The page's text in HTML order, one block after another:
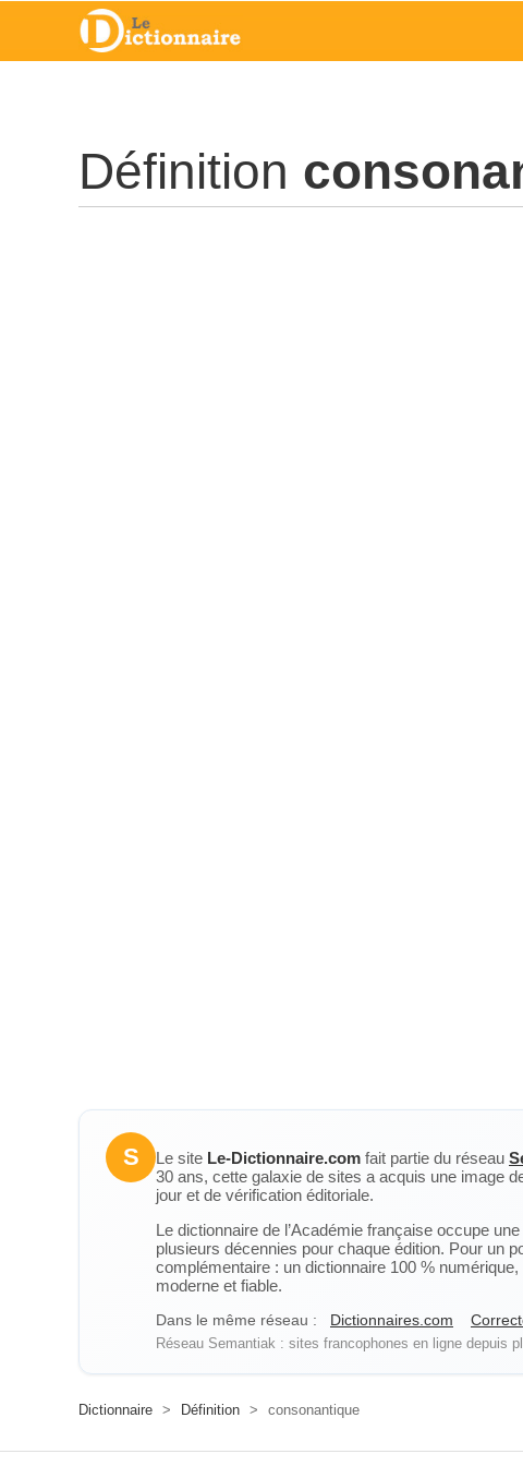
Définition
S Le site Le-Dictionnaire.com fait partie du réseau
30 ans, cette galaxie de sites a acquis une image
jour et de vérification éditoriale.
Le dictionnaire de l’Académie française occupe
plusieurs décennies pour chaque édition. Pour un
complémentaire : un dictionnaire 100 %
moderne et fiable.
Dans le même réseau : Dictionnaires.com
Réseau Semantiak : sites francophones en ligne depuis
Dictionnaire > Définition > consonantique